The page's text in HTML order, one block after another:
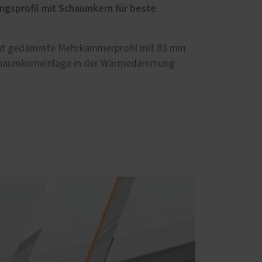
mit Schaumkern für beste
gedämmte Mehrkammerprofil mit 83 mm
in der Wärmedämmung